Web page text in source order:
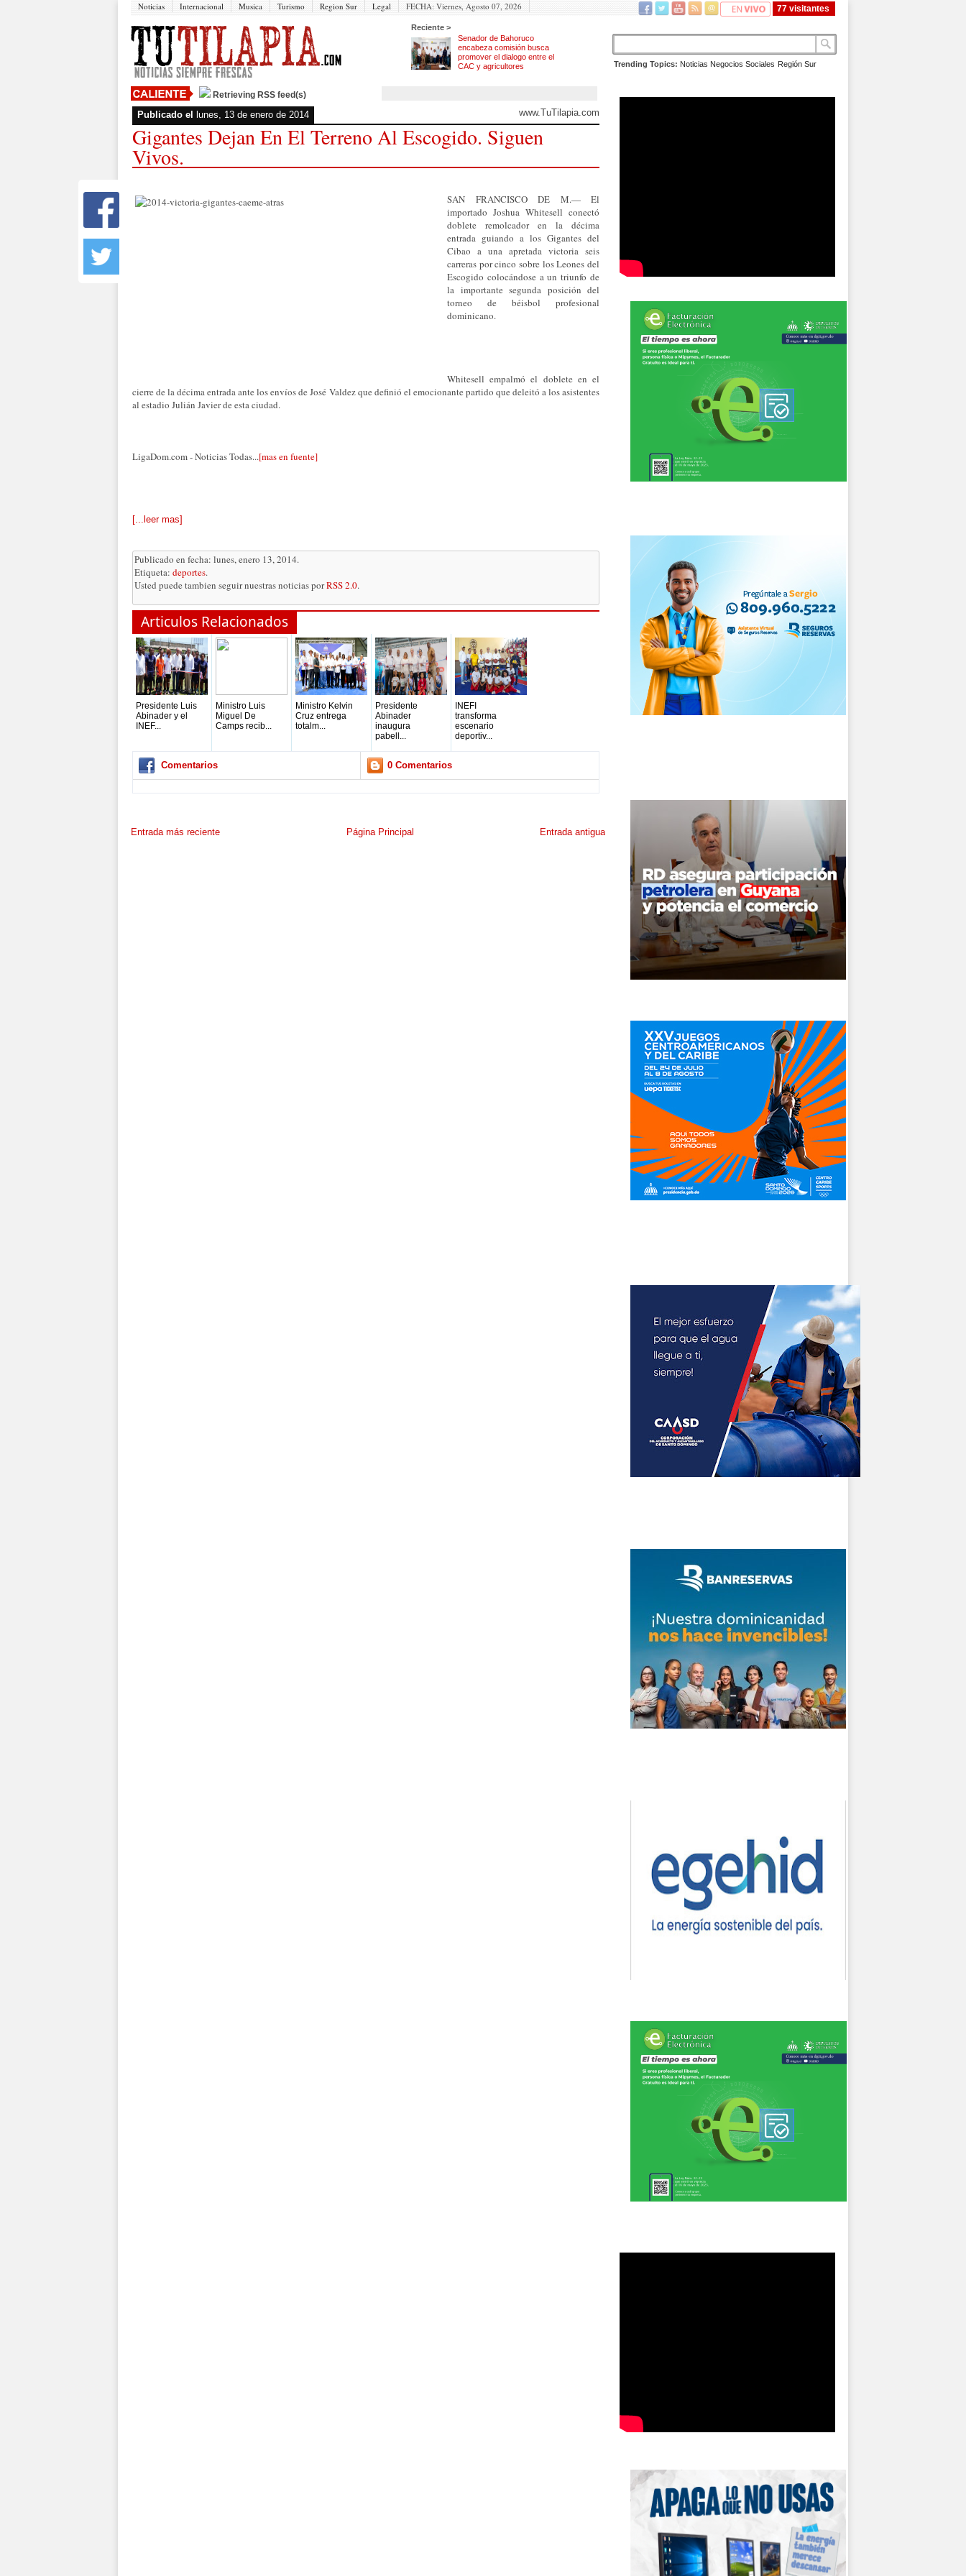
Noticias Internacional Musica Turismo Region Sur Legal FECHA: Viernes, Agosto 07, 2026 77 visitantes
Reciente >
Senador de Bahoruco
encabeza comisión busca
promover el dialogo entre el
CAC y agricultores
Trending Topics: Noticias Negocios Sociales Región Sur
Retrieving RSS feed(s)
Publicado el lunes, 13 de enero de 2014 www.TuTilapia.com
Gigantes Dejan En El Terreno Al Escogido. Siguen
Vivos.
SAN FRANCISCO DE M.— El
importado Joshua Whitesell conectó
doblete remolcador en la décima
entrada guiando a los Gigantes del
Cibao a una apretada victoria seis
carreras por cinco sobre los Leones del
Escogido colocándose a un triunfo de
la importante segunda posición del
torneo de béisbol profesional
dominicano.
Whitesell empalmó el doblete en el
cierre de la décima entrada ante los envíos de José Valdez que definió el emocionante partido que deleitó a los asistentes
al estadio Julián Javier de esta ciudad.
LigaDom.com - Noticias Todas...[mas en fuente]
[...leer mas]
Publicado en fecha: lunes, enero 13, 2014.
Etiqueta: deportes.
Usted puede tambien seguir nuestras noticias porRSS 2.0.
Articulos Relacionados
Presidente Luis
Abinader y el
INEF...
Ministro Luis
Miguel De
Camps recib...
Ministro Kelvin
Cruz entrega
totalm...
Presidente
Abinader
inaugura
pabell...
INEFI
transforma
escenario
deportiv...
Comentarios 0 Comentarios
Entrada más reciente Entrada antigua
Página Principal